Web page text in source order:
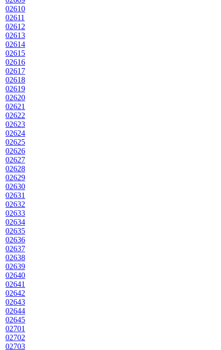
02610
02611
02612
02613
02614
02615
02616
02617
02618
02619
02620
02621
02622
02623
02624
02625
02626
02627
02628
02629
02630
02631
02632
02633
02634
02635
02636
02637
02638
02639
02640
02641
02642
02643
02644
02645
02701
02702
02703